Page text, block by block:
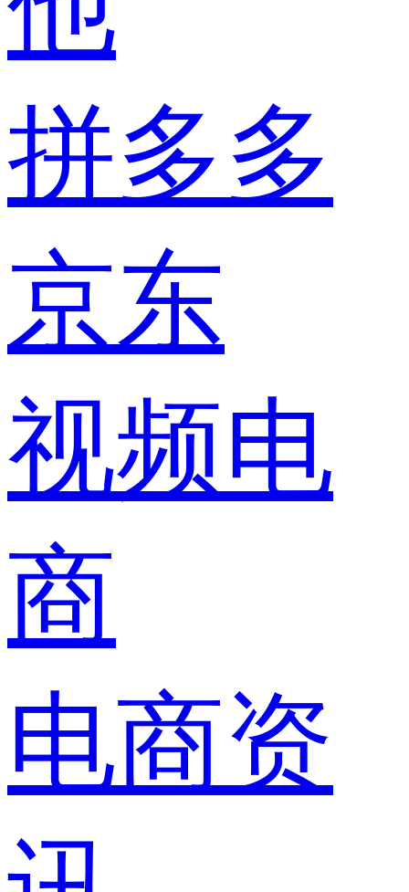
拼多多
京东
视频电
商
电商资